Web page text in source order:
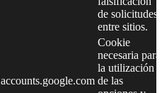
de solicitudes
entre sitios.
accounts.google.com
Cookie
necesaria para
la utilización
de las